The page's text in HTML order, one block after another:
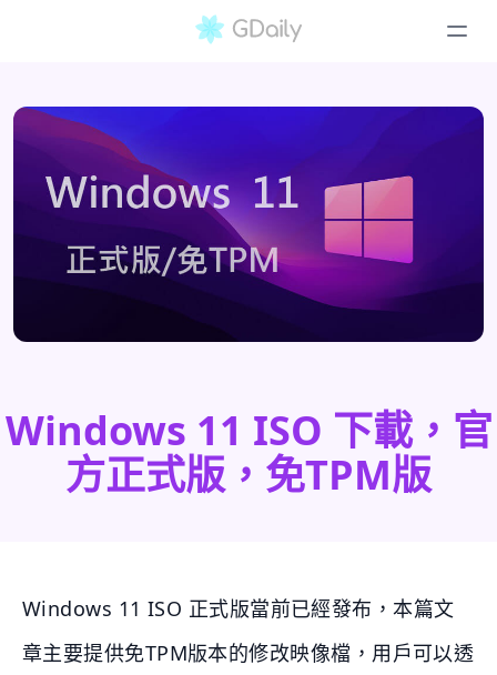
Windows 11 ISO 下載，官
方正式版，免TPM版
Windows 11 ISO 正式版當前已經發布，本篇文
章主要提供免TPM版本的修改映像檔，用戶可以透